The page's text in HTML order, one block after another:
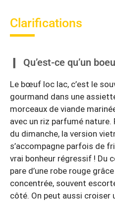
Clarifications
Qu’est-ce qu’un
Le bœuf loc lac, c’est le
gourmand dans une
morceaux de viande
avec un riz parfumé
du dimanche, la version
s’accompagne parfois de
vrai bonheur régressif ! Du
pare d’une robe rouge
concentrée, souvent
côté. On peut aussi croiser